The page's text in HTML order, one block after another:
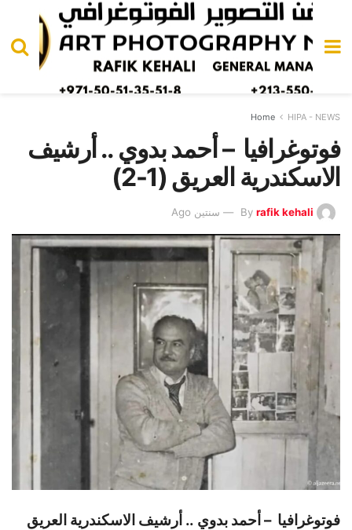
Home HIPA - NEWS
فوتوغرافيا – أحمد بدوي .. أرشيف
الاسكندرية العريق (1-2)
By rafik kehali سنتين Ago
فوتوغرافيا – أحمد بدوي .. أرشيف الاسكندرية العريق